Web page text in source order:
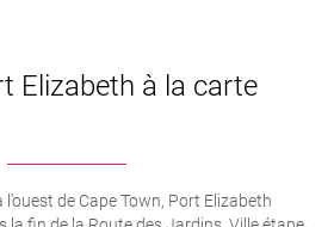
Elizabeth à la carte
de Cape Town, Port Elizabeth